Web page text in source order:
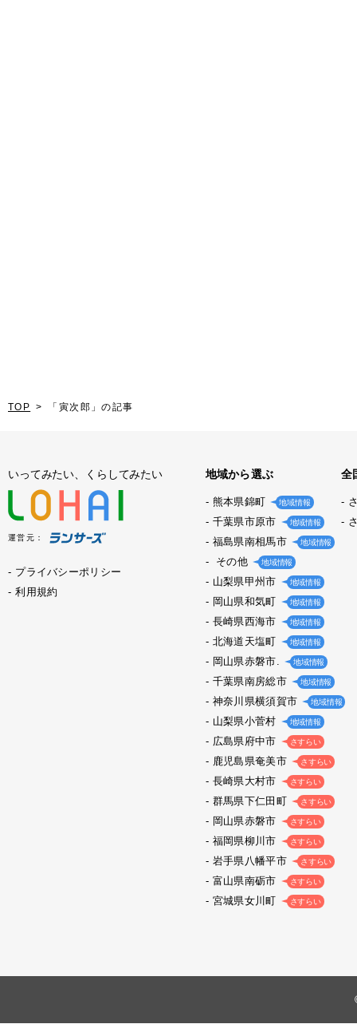
TOP 「寅次郎」の記事
いってみたい、くらしてみたい
運営元：
プライバシーポリシー
利用規約
地域から選ぶ
熊本県錦町 地域情報
千葉県市原市 地域情報
福島県南相馬市 地域情報
その他 地域情報
山梨県甲州市 地域情報
岡山県和気町 地域情報
長崎県西海市 地域情報
北海道天塩町 地域情報
岡山県赤磐市. 地域情報
千葉県南房総市 地域情報
神奈川県横須賀市 地域情報
山梨県小菅村 地域情報
広島県府中市 さすらい
鹿児島県奄美市 さすらい
長崎県大村市 さすらい
群馬県下仁田町 さすらい
岡山県赤磐市 さすらい
福岡県柳川市 さすらい
岩手県八幡平市 さすらい
富山県南砺市 さすらい
宮城県女川町 さすらい
全